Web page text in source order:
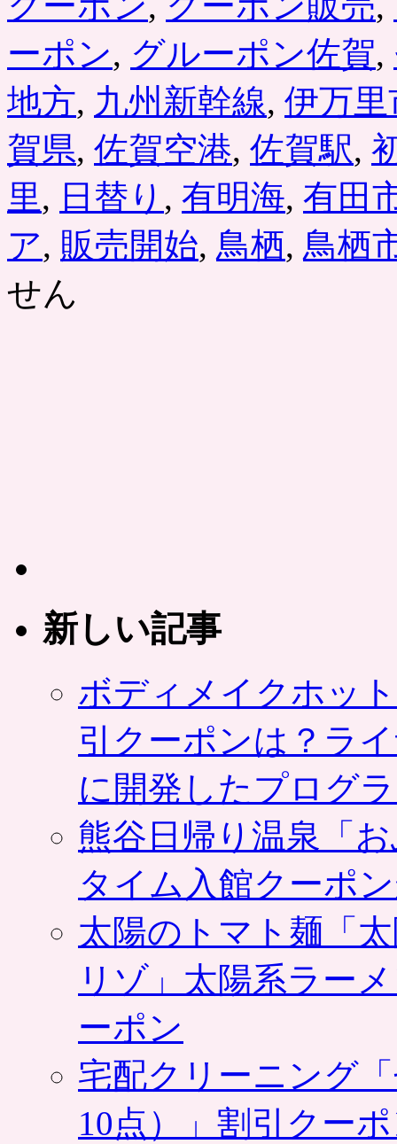
ーポン, グルーポン佐賀,
地方, 九州新幹線, 伊万里
賀県, 佐賀空港, 佐賀駅,
里, 日替り , 有明海, 有田
ア, 販売開始, 鳥栖, 鳥栖
せん
新しい記事
ボディメイクホッ
引クーポンは？ラ
に開発したプログ
熊谷日帰り温泉「
タイム入館クーポ
太陽のトマト麺「
リゾ」太陽系ラー
ーポン
宅配クリーニング
10点）」割引クー